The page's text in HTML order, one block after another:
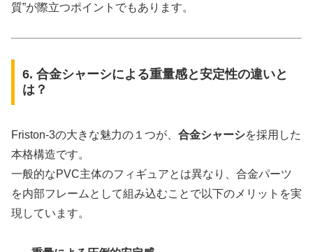
質”が際立つポイントでもあります。
6. 合金シャーシによる重量感と安定性の違いと
は？
Friston-3の大きな魅力の１つが、 合金シャーシを採用した
本格構造です。
一般的なPVC主体のフィギュアとは異なり、合金パーツ
を内部フレームとして組み込むことで以下のメリットを実
現しています。